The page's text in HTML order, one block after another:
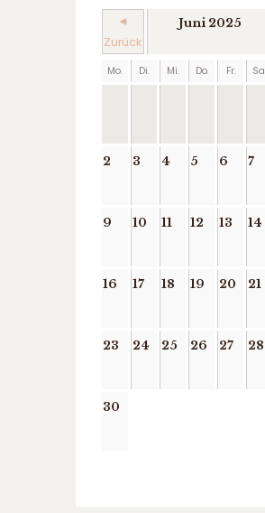
◄
Zurück
Juni 2025
Mo. Di. Mi. Do. Fr.
2 3 4 5 6 7
9 10 11 12 13 14
16 17 18 19 20 21
23 24 25 26 27 28
30